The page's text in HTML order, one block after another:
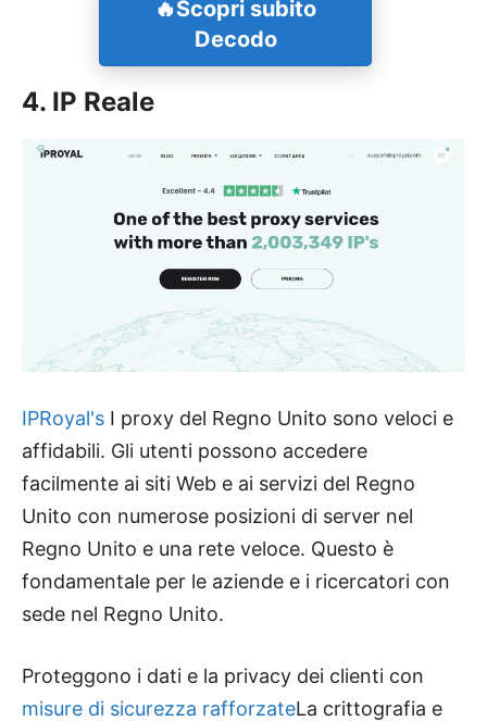
🔥Scopri subito
Decodo
4. IP Reale
IPRoyal's I proxy del Regno Unito sono veloci e
affidabili. Gli utenti possono accedere
facilmente ai siti Web e ai servizi del Regno
Unito con numerose posizioni di server nel
Regno Unito e una rete veloce. Questo è
fondamentale per le aziende e i ricercatori con
sede nel Regno Unito.
Proteggono i dati e la privacy dei clienti con
misure di sicurezza rafforzateLa crittografia e